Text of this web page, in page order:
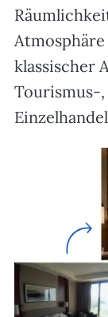
klassischer
Tourismus-